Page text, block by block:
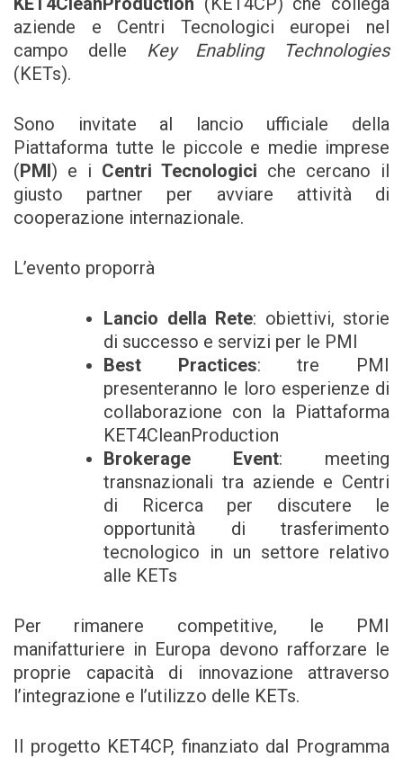
aziende e Centri Tecnologici europei nel
campo delle Key Enabling Technologies
(KETs).
Sono invitate al lancio ufficiale della
Piattaforma tutte le piccole e medie imprese
(PMI) e i Centri Tecnologici che cercano il
giusto partner per avviare attività di
cooperazione internazionale.
L’evento proporrà
Lancio della Rete: obiettivi, storie
di successo e servizi per le PMI
Best Practices: tre PMI
presenteranno le loro esperienze di
collaborazione con la Piattaforma
KET4CleanProduction
Brokerage Event: meeting
transnazionali tra aziende e Centri
di Ricerca per discutere le
opportunità di trasferimento
tecnologico in un settore relativo
alle KETs
Per rimanere competitive, le PMI
manifatturiere in Europa devono rafforzare le
proprie capacità di innovazione attraverso
l’integrazione e l’utilizzo delle KETs.
Il progetto KET4CP, finanziato dal Programma